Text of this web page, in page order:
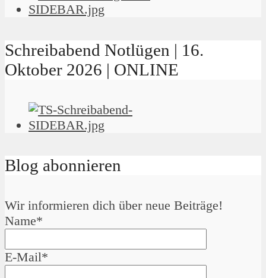
Schreibabend Notlügen | 16.
Oktober 2026 | ONLINE
Blog abonnieren
Wir informieren dich über neue Beiträge!
Name*
E-Mail*